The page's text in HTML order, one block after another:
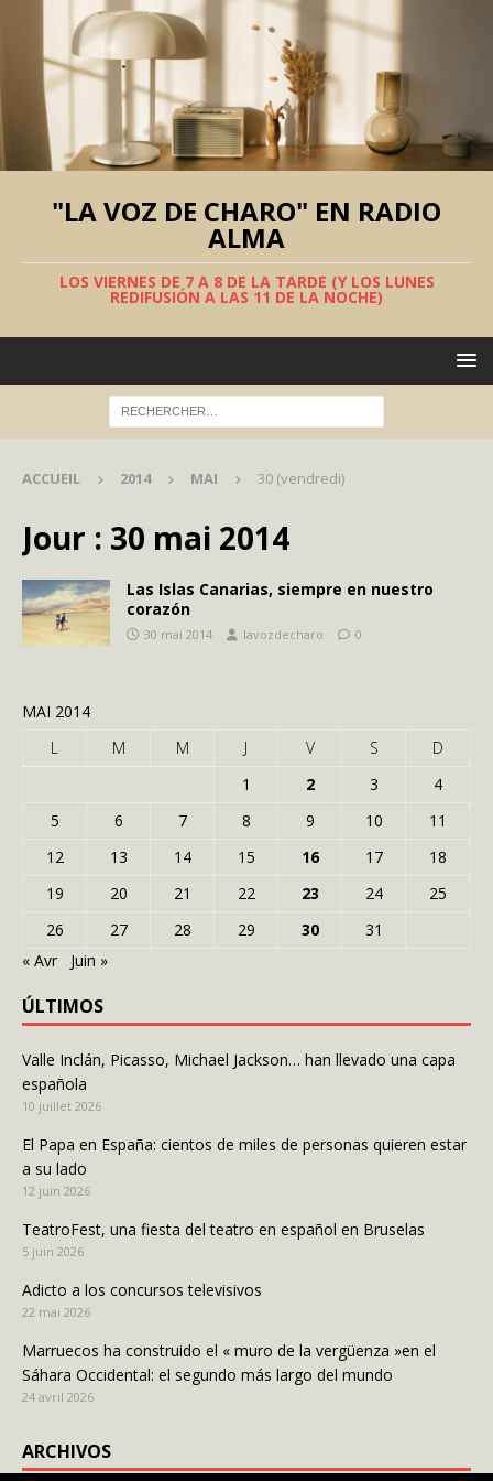
"LA VOZ DE CHARO" EN RADIO
ALMA
LOS VIERNES DE 7 A 8 DE LA TARDE (Y LOS LUNES
REDIFUSIÓN A LAS 11 DE LA NOCHE)
ACCUEIL 2014 MAI 30 (vendredi)
Jour : 30 mai 2014
Las Islas Canarias, siempre en nuestro
corazón
30 mai 2014 lavozdecharo 0
MAI 2014
L
M M J V S
D
1
2 3
4
5
6 7 8 9 10
11
12
13 14 15 16 17
18
19
20 21 22 23 24
25
26
27 28 29 30
31
« Avr
Juin »
ÚLTIMOS
Valle Inclán, Picasso, Michael Jackson… han llevado una capa
española
10 juillet 2026
El Papa en España: cientos de miles de personas quieren estar
a su lado
12 juin 2026
TeatroFest, una fiesta del teatro en español en Bruselas
5 juin 2026
Adicto a los concursos televisivos
22 mai 2026
Marruecos ha construido el « muro de la vergüenza »en el
Sáhara Occidental: el segundo más largo del mundo
24 avril 2026
ARCHIVOS